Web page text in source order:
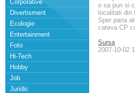
Corporative
Divertisment
Ecologie
Entertainment
Foto
Hi-Tech
Hobby
Job
Juridic
o sa pun si
localitati din
Sper pana
cateva CP
Sursa
2007-10-02